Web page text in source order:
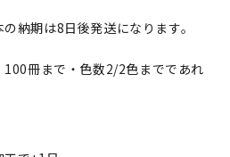
納期は8日後発送になります。
冊まで・色数2/2色までであれ